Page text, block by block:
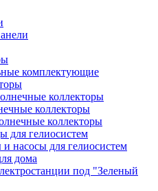
комплектующие
коллекторы
коллекторы
коллекторы
для гелиосистем
насосы для гелиосистем
дома
под "Зеленый